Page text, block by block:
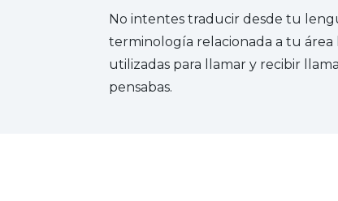
No intentes traducir desde tu
terminología relacionada a tu
utilizadas para llamar y recibir
pensabas.